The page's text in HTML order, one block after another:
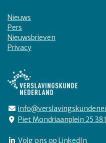
Nieuws
Pers
Nieuwsbrieven
Privacy
Piet Mondriaanplein 25
Volg ons op LinkedIn